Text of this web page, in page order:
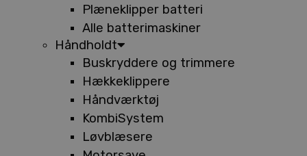
Plæneklipper batteri
Alle batterimaskiner
Håndholdt
Buskryddere og trimmere
Hækkeklippere
Håndværktøj
KombiSystem
Løvblæsere